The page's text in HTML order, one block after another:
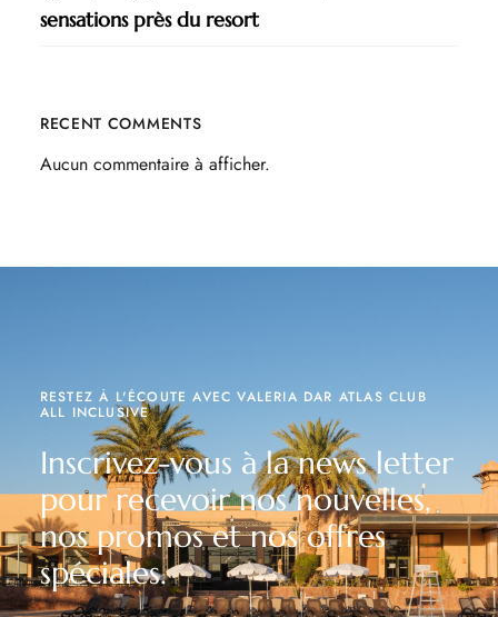
sensations près du resort
RECENT COMMENTS
Aucun commentaire à afficher.
RESTEZ À L'ÉCOUTE AVEC VALERIA DAR ATLAS CLUB
ALL INCLUSIVE
Inscrivez-vous à la news letter
pour recevoir nos nouvelles,
nos promos et nos offres
spéciales.